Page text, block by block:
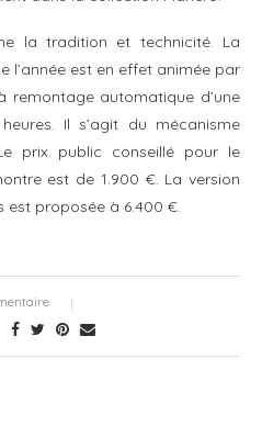
la tradition et technicité. La
l’année est en effet animée par
remontage automatique d’une
Il s’agit du mécanisme
prix public conseillé pour le
est de 1.900 €. La version
est proposée à 6.400 €.